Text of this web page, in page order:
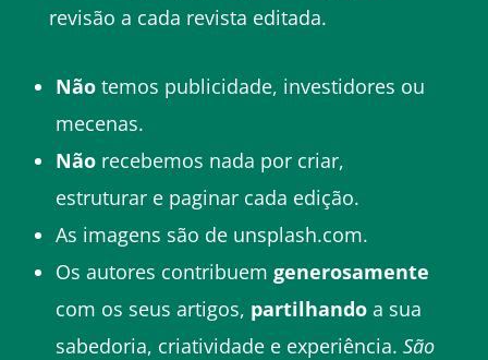
revisão a cada revista editada.
Nãotemos publicidade, investidores ou
mecenas.
Nãorecebemos nada por criar,
estruturar e paginar cada edição.
As imagens são de unsplash.com.
Os autores contribuem generosamente
com os seus artigos, partilhandoa sua
sabedoria, criatividade e experiência. São